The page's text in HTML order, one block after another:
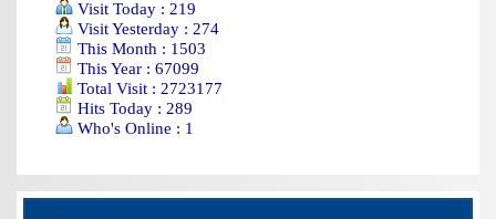
Visit Today : 219
Visit Yesterday : 274
This Month : 1503
This Year : 67099
Total Visit : 2723177
Hits Today : 289
Who's Online : 1